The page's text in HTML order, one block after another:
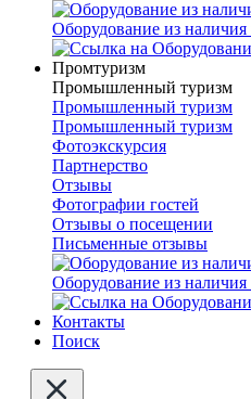
Оборудование из
Промтуризм
Промышленный туризм
Промышленный туризм
Промышленный туризм
Фотоэкскурсия
Партнерство
Отзывы
Фотографии гостей
Отзывы о посещении
Письменные отзывы
Оборудование из
Контакты
Поиск